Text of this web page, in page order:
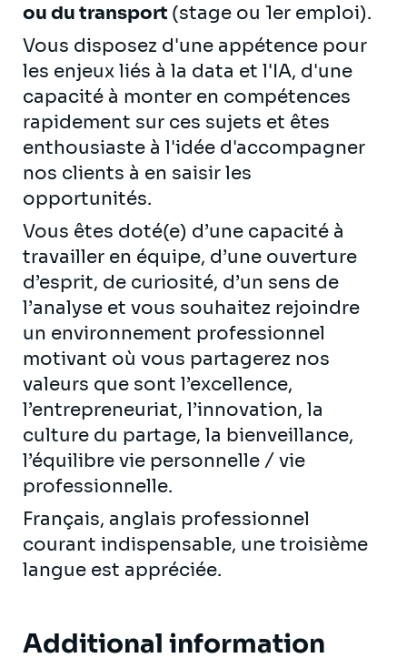
ou du transport (stage ou 1er emploi).
Vous disposez d'une appétence pour
les enjeux liés à la data et l'IA, d'une
capacité à monter en compétences
rapidement sur ces sujets et êtes
enthousiaste à l'idée d'accompagner
nos clients à en saisir les
opportunités.
Vous êtes doté(e) d’une capacité à
travailler en équipe, d’une ouverture
d’esprit, de curiosité, d’un sens de
l’analyse et vous souhaitez rejoindre
un environnement professionnel
motivant où vous partagerez nos
valeurs que sont l’excellence,
l’entrepreneuriat, l’innovation, la
culture du partage, la bienveillance,
l’équilibre vie personnelle / vie
professionnelle.
Français, anglais professionnel
courant indispensable, une troisième
langue est appréciée.
Additional information